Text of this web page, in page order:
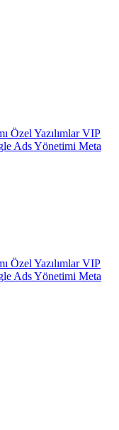
Özel YazılımlarVIP
Ads Yönetimi Meta
Özel YazılımlarVIP
Ads Yönetimi Meta